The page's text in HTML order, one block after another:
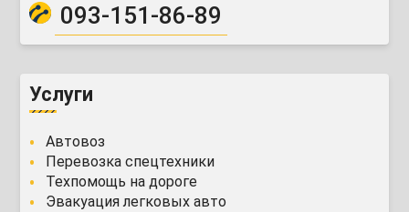
093-151-86-89
Услуги
Автовоз
Перевозка спецтехники
Техпомощь на дороге
Эвакуация легковых авто